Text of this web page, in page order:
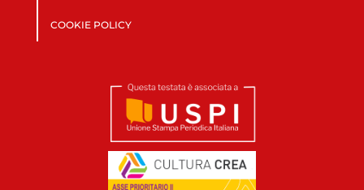
COOKIE POLICY